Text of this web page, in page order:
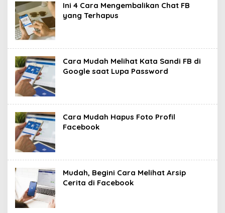
Ini 4 Cara Mengembalikan Chat FB
yang Terhapus‎
Cara Mudah Melihat Kata Sandi FB di
Google saat Lupa Password
Cara Mudah Hapus Foto Profil
Facebook
Mudah, Begini Cara Melihat Arsip
Cerita di Facebook